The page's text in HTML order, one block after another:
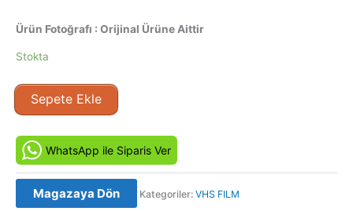
Ürün Fotoğrafı : Orijinal Ürüne Aittir
Stokta
The
Doors
Orjinal
VHS
Video
Kaset
Sepete Ekle
WhatsApp ile Siparis Ver
Magazaya Dön Kategoriler: VHS FILM